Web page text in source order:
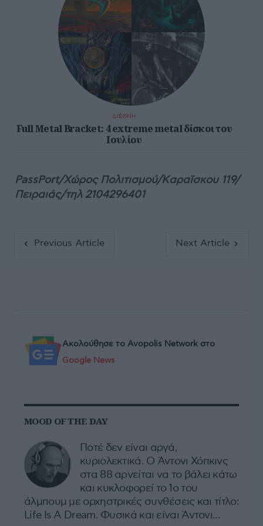
ΔΙΕΘΝΗ
Full Metal Bracket: 4 extreme metal δίσκοι του
Ιουλίου
PassPort/Xώρος Πολιτισμού/Kαραϊσκου 119/
Πειραιάς/τηλ 2104296401
Previous Article Next Article
Ακολούθησε το Avopolis Network στο
Google News
MOOD OF THE DAY
Ποτέ δεν είναι αργά,
κυριολεκτικά. Ο Άντονι Χόπκινς
στα 88 αρνείται να το βάλει κάτω
και κυκλοφορεί το 1ο του
άλμπουμ με ορχηστρικές συνθέσεις και τίτλο:
Life Is A Dream. Φυσικά και είναι Άντονι...